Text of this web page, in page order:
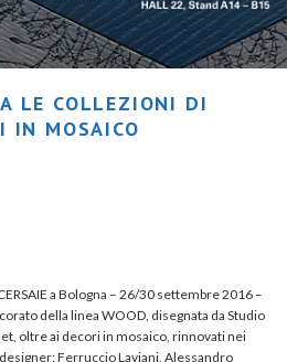
LE COLLEZIONI DI
IN MOSAICO
a Bologna – 26/30 settembre 2016 –
della linea WOOD, disegnata da Studio
oltre ai decori in mosaico, rinnovati nei
Ferruccio Laviani, Alessandro